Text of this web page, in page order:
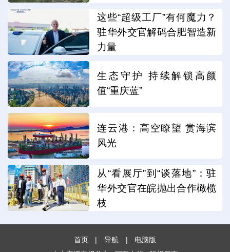
这些“超级工厂”有何魔力？
驻华外交官解码合肥智造新
力量
生态守护 持续解锁高颜
值“重庆蓝”
连云港：高空瞭望 赏海滨
风光
从“看展厅”到“谈落地”：驻
华外交官在皖抛出合作橄榄
枝
首页 | 导航 |
电脑版